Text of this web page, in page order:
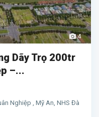
4
Dãy Trọ 200tr
–...
Nghiệp , Mỹ An, NHS Đà